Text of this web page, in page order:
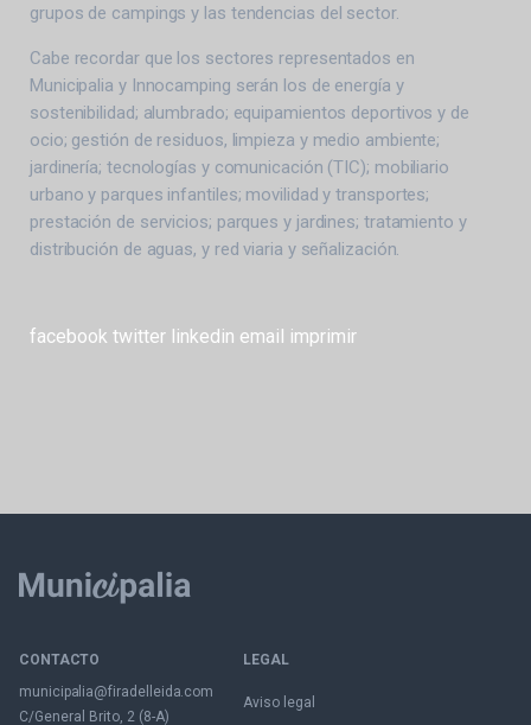
grupos de campings y las tendencias del sector.
Cabe recordar que los sectores representados en
Municipalia y Innocamping serán los de energía y
sostenibilidad; alumbrado; equipamientos deportivos y de
ocio; gestión de residuos, limpieza y medio ambiente;
jardinería; tecnologías y comunicación (TIC); mobiliario
urbano y parques infantiles; movilidad y transportes;
prestación de servicios; parques y jardines; tratamiento y
distribución de aguas, y red viaria y señalización.
facebook twitter linkedin email imprimir
CONTACTO
municipalia@firadelleida.com
C/General Brito, 2 (8-A)
LEGAL
Aviso legal